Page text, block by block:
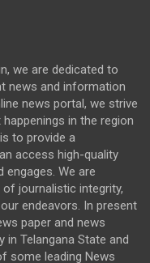
we are dedicated to
news and information
news portal, we strive
in the region
to provide a
access high-quality
We are
journalistic integrity,
endeavors. In present
paper and news
in Telangana State and
some leading News